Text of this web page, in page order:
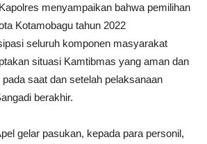
menyampaikan bahwa pemilihan
Kotamobagu tahun 2022
seluruh komponen masyarakat
situasi Kamtibmas yang aman dan
saat dan setelah pelaksanaan
berakhir.
gelar pasukan, kepada para personil,